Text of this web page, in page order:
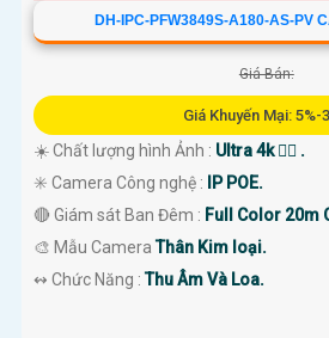
DH-IPC-PFW3849S-A180-AS-PV
Giá Bán:
Giá Khuyến Mại: 5%-
☀️ Chất lượng hình Ảnh : Ultra 4k 👍🏾 .
✳️ Camera Công nghệ : IP POE.
🔴 Giám sát Ban Đêm : Full Color 20m
🎨 Mẫu CameraThân Kim loại.
️↭ Chức Năng :Thu Âm Và Loa.